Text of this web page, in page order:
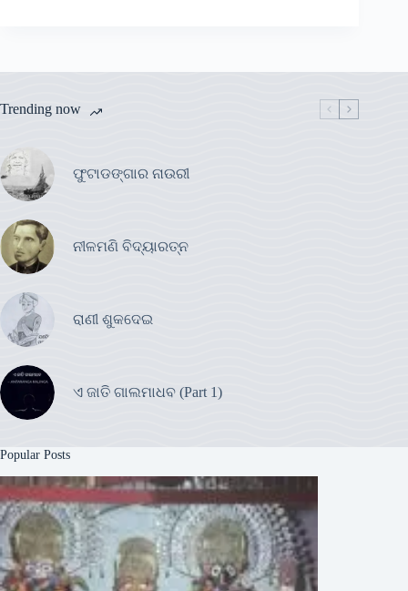
Trending now
ଫୁଟାଡଙ୍ଗାର ନାଉରୀ
ନୀଳମଣି ବିଦ୍ୟାରତ୍ନ
ରାଣୀ ଶୁକଦେଇ
ଏ ଜାତି ଗାଲମାଧବ (Part 1)
Popular Posts